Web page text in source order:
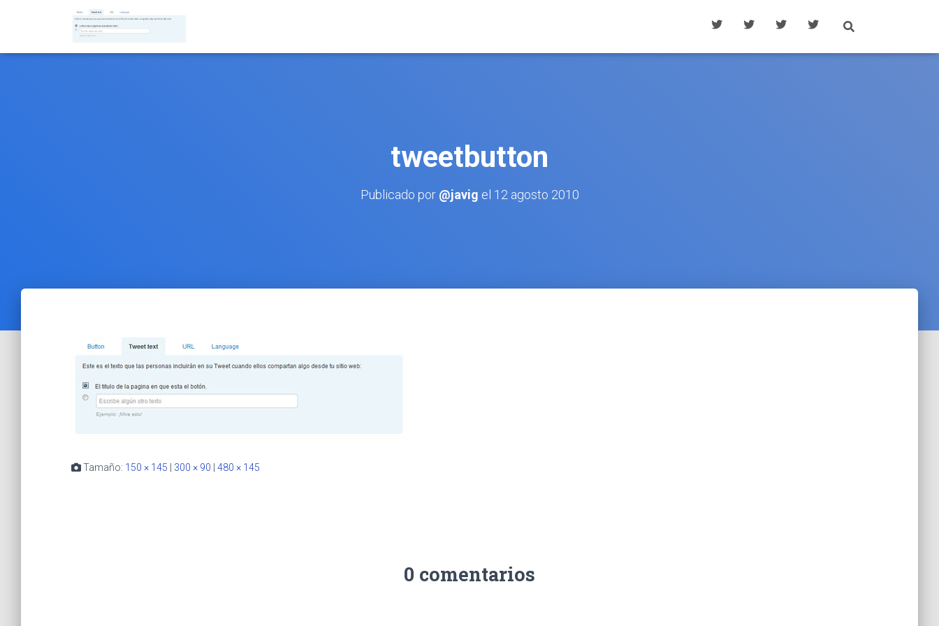
tweetbutton
Publicado por @javig el 12 agosto 2010
Tamaño: 150 × 145 300 × 90 480 × 145
0 comentarios